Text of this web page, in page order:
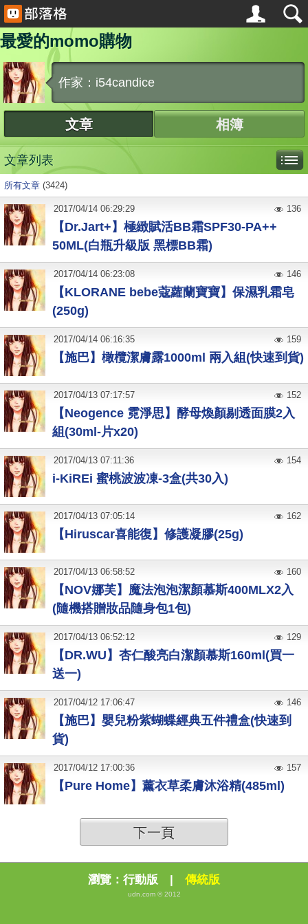
最愛的momo購物
作家：i54candice
文章 相簿
文章列表
所有文章 (3424)
【Dr.Jart+】極緻賦活BB霜SPF30-PA++
50ML(白瓶升級版 黑標BB霜)
2017/04/14 06:29:29 136
【KLORANE bebe蔻蘿蘭寶寶】保濕乳霜皂
(250g)
2017/04/14 06:23:08 146
【施巴】橄欖潔膚露1000ml 兩入組(快速到貨)
2017/04/14 06:16:35 159
【Neogence 霓淨思】酵母煥顏剔透面膜2入
組(30ml-片x20)
2017/04/13 07:17:57 152
i-KiREi 蜜桃波波凍-3盒(共30入)
2017/04/13 07:11:36 154
【Hiruscar喜能復】修護凝膠(25g)
2017/04/13 07:05:14 162
【NOV娜芙】魔法泡泡潔顏慕斯400MLX2入
(隨機搭贈妝品隨身包1包)
2017/04/13 06:58:52 160
【DR.WU】杏仁酸亮白潔顏慕斯160ml(買一
送一)
2017/04/13 06:52:12 129
【施巴】嬰兒粉紫蝴蝶經典五件禮盒(快速到
貨)
2017/04/12 17:06:47 146
【Pure Home】薰衣草柔膚沐浴精(485ml)
2017/04/12 17:00:36 157
下一頁
瀏覽： 行動版 | 傳統版
udn.com © 2012